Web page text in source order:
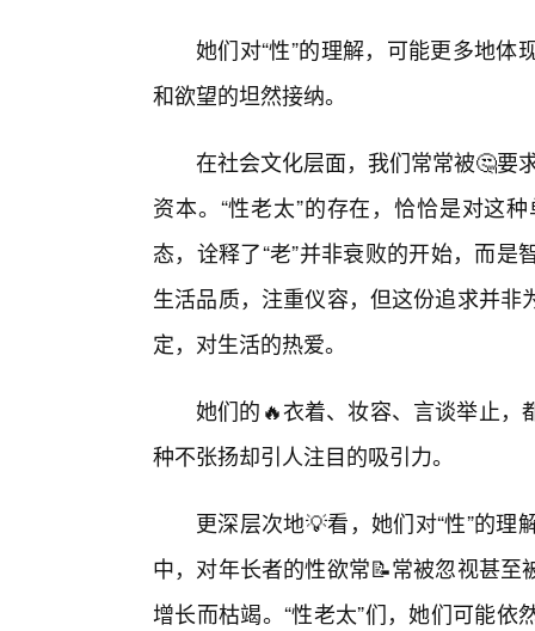
她们对“性”的理解，可能更多地
和欲望的坦然接纳。
在社会文化层面，我们常常被🤔要
资本。“性老太”的存在，恰恰是对这
态，诠释了“老”并非衰败的开始，而
生活品质，注重仪容，但这份追求并
定，对生活的热爱。
她们的🔥衣着、妆容、言谈举止，
种不张扬却引人注目的吸引力。
更深层次地💡看，她们对“性”的
中，对年长者的性欲常📝常被忽视甚
增长而枯竭。“性老太”们，她们可能